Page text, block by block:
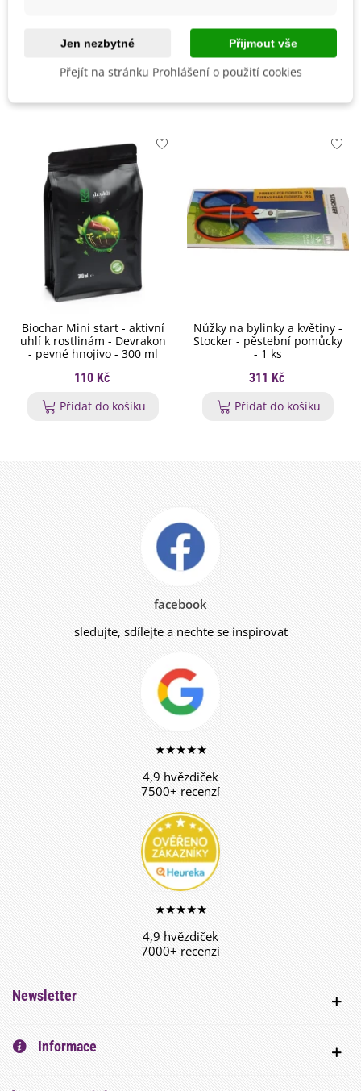
Nehybridní
Mohlo by se také hodit
Biochar Mini start - aktivní
uhlí k rostlinám - Devrakon
- pevné hnojivo - 300 ml
110 Kč
Přidat do košíku
Nůžky na bylinky a květiny -
Stocker - pěstební pomůcky
- 1 ks
311 Kč
Přidat do košíku
facebook
sledujte, sdílejte a nechte se inspirovat
★★★★★
4,9 hvězdiček
7500+ recenzí
★★★★★
4,9 hvězdiček
7000+ recenzí
Newsletter
Informace
Jen nezbytné Přijmout vše
Přejít na stránku Prohlášení o použití cookies